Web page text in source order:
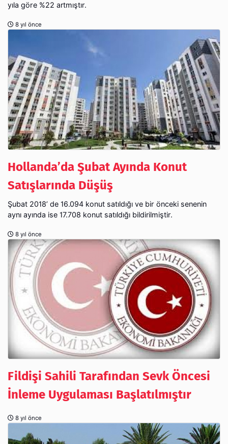
yıla göre %22 artmıştır.
8 yıl önce
Hollanda’da Şubat Ayında Konut
Satışlarında Düşüş
Şubat 2018’ de 16.094 konut satıldığı ve bir önceki senenin
aynı ayında ise 17.708 konut satıldığı bildirilmiştir.
8 yıl önce
Fildişi Sahili Tarafından Sevk Öncesi
İnleme Uygulaması Başlatılmıştır
8 yıl önce